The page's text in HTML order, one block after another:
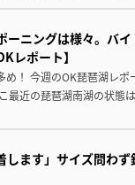
ーニングは様々。バ
レポート】
め！ 今週のOK琵琶湖レ
最近の琵琶湖南湖の状
します」サイズ問わ